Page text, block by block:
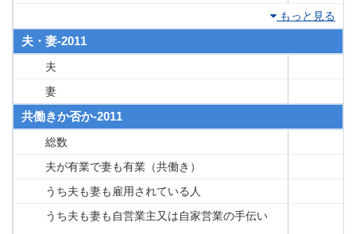
もっと見る
夫・妻-2011
夫
妻
共働きか否か-2011
総数
夫が有業で妻も有業（共働き）
うち夫も妻も雇用されている人
うち夫も妻も自営業主又は自家営業の手伝い